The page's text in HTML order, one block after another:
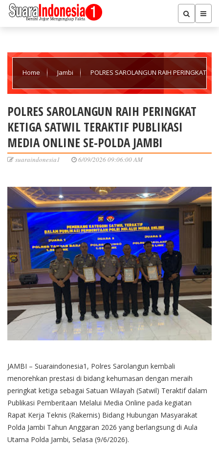
Home Jambi POLRES SAROLANGUN RAIH PERINGKAT
JAMBI
POLRES SAROLANGUN RAIH PERINGKAT
KETIGA SATWIL TERAKTIF PUBLIKASI
MEDIA ONLINE SE-POLDA JAMBI
suaraindonesia1 6/09/2026 09:06:00 AM
JAMBI – Suaraindonesia1, Polres Sarolangun kembali
menorehkan prestasi di bidang kehumasan dengan meraih
peringkat ketiga sebagai Satuan Wilayah (Satwil) Teraktif dalam
Publikasi Pemberitaan Melalui Media Online pada kegiatan
Rapat Kerja Teknis (Rakernis) Bidang Hubungan Masyarakat
Polda Jambi Tahun Anggaran 2026 yang berlangsung di Aula
Utama Polda Jambi, Selasa (9/6/2026).